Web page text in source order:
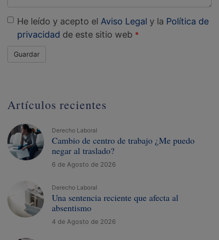
He leído y acepto el Aviso Legal y la Política de
privacidad de este sitio web
Guardar
Artículos recientes
Derecho Laboral
Cambio de centro de trabajo ¿Me puedo
negar al traslado?
6 de Agosto de 2026
Derecho Laboral
Una sentencia reciente que afecta al
absentismo
4 de Agosto de 2026